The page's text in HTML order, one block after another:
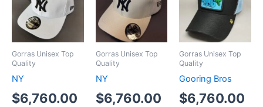
Gorras Unisex Top
Quality
NY
$6,760.00
Gorras Unisex Top
Quality
NY
$6,760.00
Gorras Unisex Top
Quality
Gooring Bros
$6,760.00